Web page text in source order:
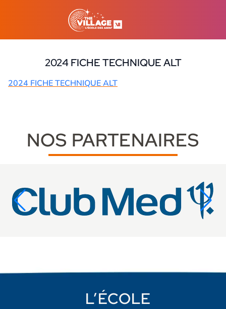
2024 FICHE TECHNIQUE ALT
2024 FICHE TECHNIQUE ALT
NOS PARTENAIRES
L’ÉCOLE